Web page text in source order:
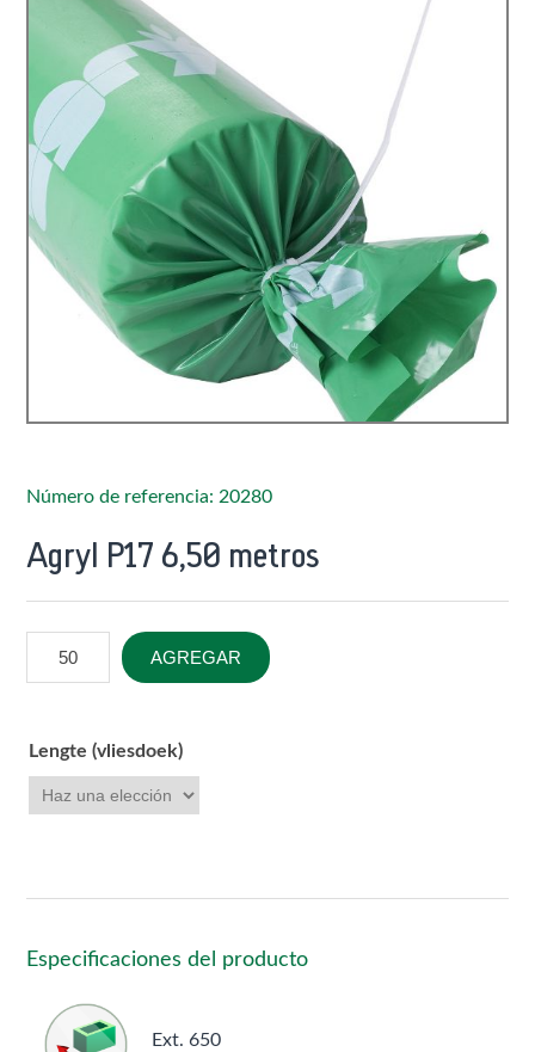
Número de referencia: 20280
Agryl P17 6,50 metros
AGREGAR
Lengte (vliesdoek)
Especificaciones del producto
Ext. 650